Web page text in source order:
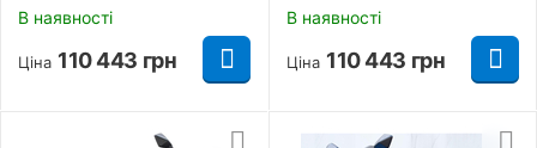
В наявності
Ціна 110 443 грн
В наявності
Ціна 110 443 грн